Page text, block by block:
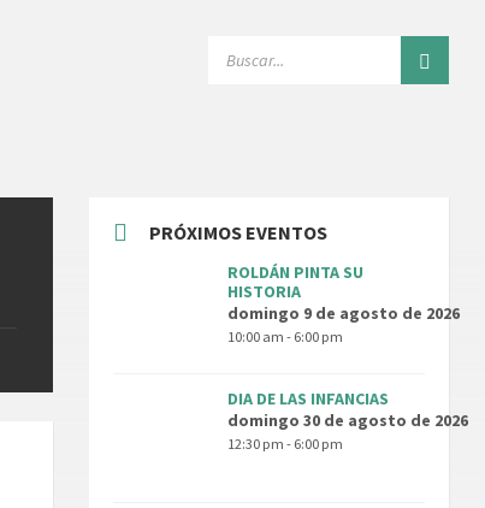
PRÓXIMOS EVENTOS
ROLDÁN PINTA SU
HISTORIA
domingo 9 de agosto de 2026
10:00 am - 6:00 pm
DIA DE LAS INFANCIAS
domingo 30 de agosto de 2026
12:30 pm - 6:00 pm